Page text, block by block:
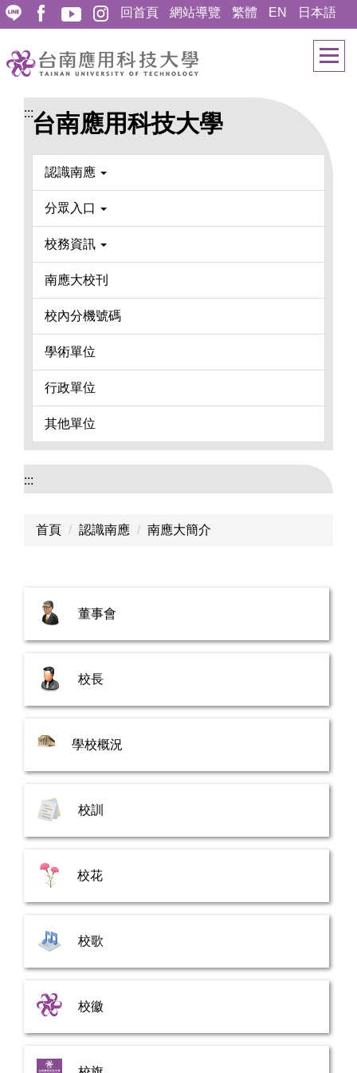
跳
到
主
要
回首頁 網站導覽 繁體 EN 日本語
:::台南應用科技大學
認識南應
分眾入口
校務資訊
南應大校刊
校內分機號碼
學術單位
行政單位
其他單位
:::
首頁 認識南應 南應大簡介
董事會
校長
學校概況
校訓
校花
校歌
校徽